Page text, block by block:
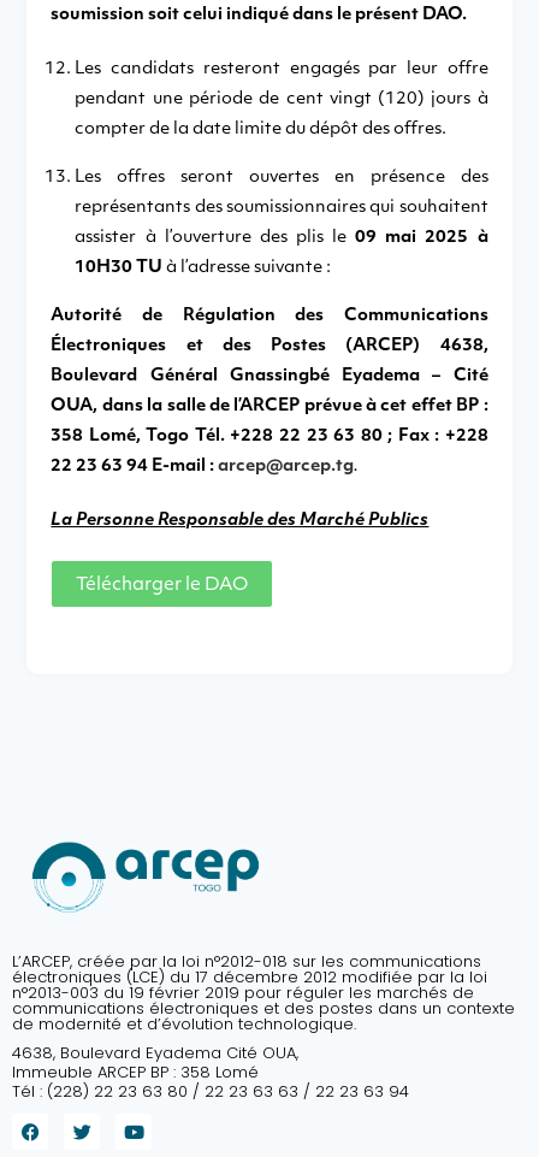
soumission soit celui indiqué dans le présent DAO.
Les candidats resteront engagés par leur offre
pendant une période de cent vingt (120) jours à
compter de la date limite du dépôt des offres.
Les offres seront ouvertes en présence des
représentants des soumissionnaires qui souhaitent
assister à l’ouverture des plis le09 mai 2025 à
10H30 TU à l’adresse suivante :
Autorité de Régulation des Communications
Électroniques et des Postes (ARCEP) 4638,
Boulevard Général Gnassingbé Eyadema – Cité
OUA, dans la salle de l’ARCEP prévue à cet effet BP :
358 Lomé, Togo Tél. +228 22 23 63 80 ; Fax : +228
22 23 63 94 E-mail :arcep@arcep.tg.
La Personne Responsable des Marché Publics
Télécharger le DAO
L’ARCEP, créée par la loi n°2012-018 sur les communications
électroniques (LCE) du 17 décembre 2012 modifiée par la loi
n°2013-003 du 19 février 2019 pour réguler les marchés de
communications électroniques et des postes dans un contexte
de modernité et d’évolution technologique.
4638, Boulevard Eyadema Cité OUA,
Immeuble ARCEP BP : 358 Lomé
Tél : (228) 22 23 63 80 / 22 23 63 63 / 22 23 63 94